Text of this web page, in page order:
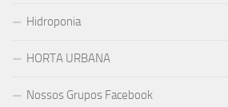
Hidroponia
HORTA URBANA
Nossos Grupos Facebook